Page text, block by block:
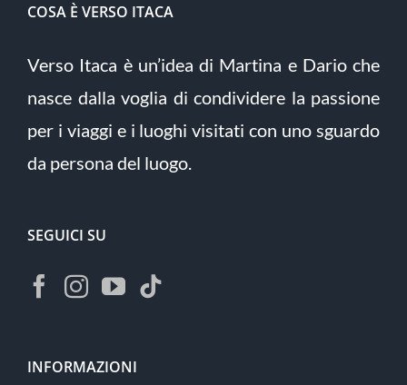
COSA È VERSO ITACA
Verso Itaca è un’idea di Martina e Dario che
nasce dalla voglia di condividere la passione
per i viaggi e i luoghi visitati con uno sguardo
da persona del luogo.
SEGUICI SU
INFORMAZIONI